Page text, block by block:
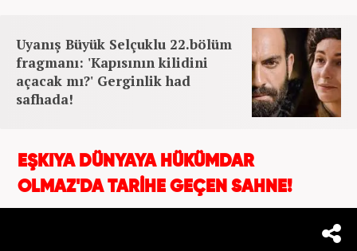
Uyanış Büyük Selçuklu 22.bölüm
fragmanı: 'Kapısının kilidini
açacak mı?' Gerginlik had
safhada!
EŞKIYA DÜNYAYA HÜKÜMDAR
OLMAZ'DA TARİHE GEÇEN SAHNE!